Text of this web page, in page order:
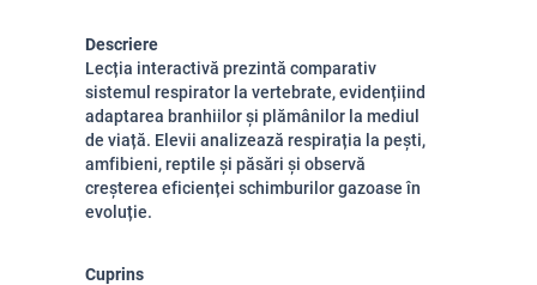
Descriere
Lecția interactivă prezintă comparativ
sistemul respirator la vertebrate, evidențiind
adaptarea branhiilor și plămânilor la mediul
de viață. Elevii analizează respirația la pești,
amfibieni, reptile și păsări și observă
creșterea eficienței schimburilor gazoase în
evoluție.
Cuprins